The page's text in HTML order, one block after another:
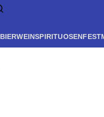
BIERWEINSPIRITUOSEN